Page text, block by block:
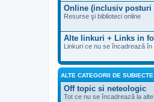
Online (inclusiv posturi
Resurse şi biblioteci online
Alte linkuri + Links in
Linkuri ce nu se încadrează în
ALTE CATEGORII DE SUBIECTE
Off topic si neteologic
Tot ce nu se încadrează la